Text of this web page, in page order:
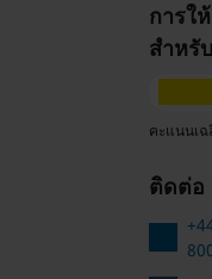
การใ
สำหรั
คะแนนเฉ
ติดต่